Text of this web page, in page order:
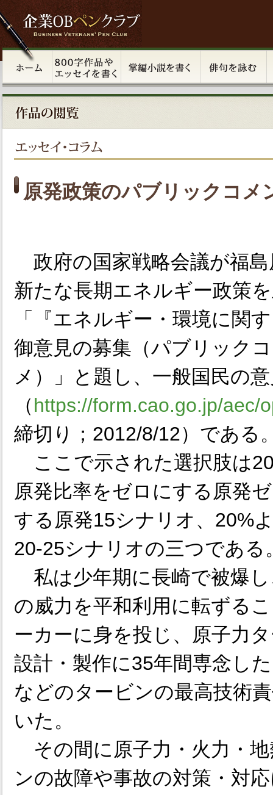
原発政策のパブリックコメ
政府の国家戦略会議が福
新たな長期エネルギー政策
「『エネルギー・環境に関
御意見の募集（パブリック
メ）」と題し、一般国民の
（https://form.cao.go.jp/aec/
締切り；2012/8/12）である
ここで示された選択肢は
原発比率をゼロにする原発
する原発15シナリオ、20%
20-25シナリオの三つである
私は少年期に長崎で被爆
の威力を平和利用に転ずる
ーカーに身を投じ、原子力
設計・製作に35年間専念し
などのタービンの最高技術
いた。
その間に原子力・火力・
ンの故障や事故の対策・対